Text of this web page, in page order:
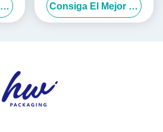
Consiga El Mejor Precio
plegables blancas de lujo
Consiga El Mejor Precio